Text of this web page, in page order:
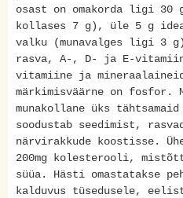
osast on omakorda ligi
kollases 7 g), üle 5 g
valku (munavalges ligi 3
rasva, A-, D- ja E-
vitamiine ja
märkimisväärne on fosfor.
munakollane üks
soodustab seedimist,
närvirakkude koostisse.
200mg kolesterooli,
süüa. Hästi omastatakse
kalduvus tüsedusele,